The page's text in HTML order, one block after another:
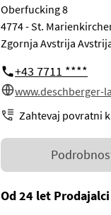
Oberfucking 8
Zgornja Avstrija
+43 7711 ****
www.deschberger-
Zahtevaj povratni
Od 24 let